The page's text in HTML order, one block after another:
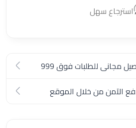
استرجاع سهل
مجانى للطلبات فوق 999
الآمن من خلال الموقع